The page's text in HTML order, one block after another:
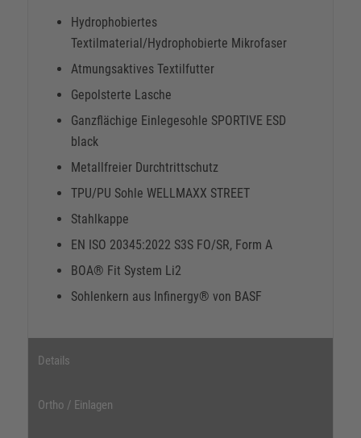
Hydrophobiertes
Textilmaterial/Hydrophobierte Mikrofaser
Atmungsaktives Textilfutter
Gepolsterte Lasche
Ganzflächige Einlegesohle SPORTIVE ESD
black
Metallfreier Durchtrittschutz
TPU/PU Sohle WELLMAXX STREET
Stahlkappe
EN ISO 20345:2022 S3S FO/SR, Form A
BOA® Fit System Li2
Sohlenkern aus Infinergy® von BASF
Details
Ortho / Einlagen